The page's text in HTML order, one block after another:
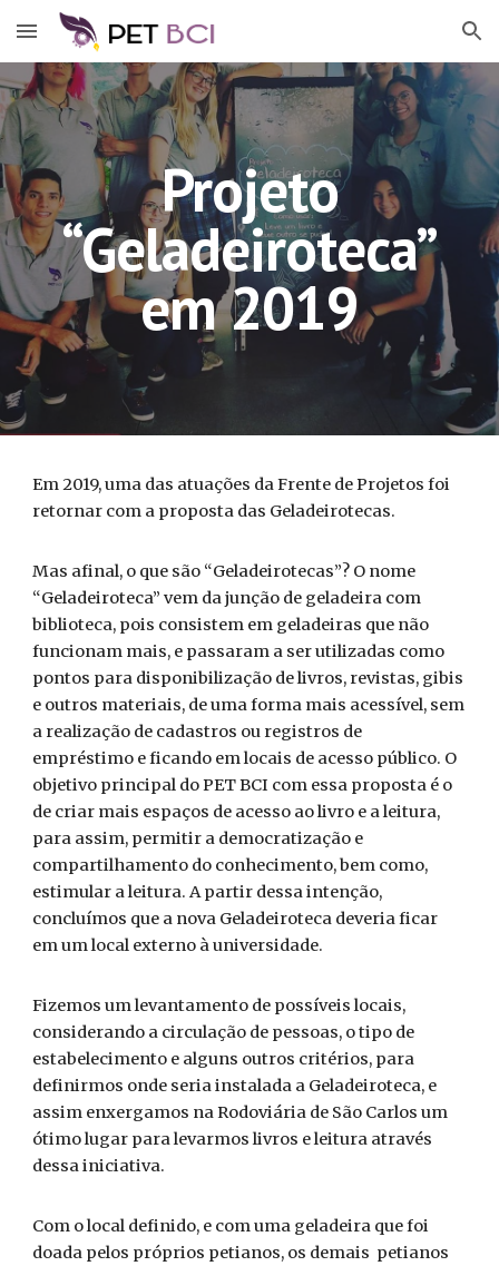
Skip to main content Skip to navigation
Projeto
“Geladeiroteca”
em 2019
Em 2019, uma das atuações da Frente de Projetos foi
retornar com a proposta das Geladeirotecas.
Mas afinal, o que são “Geladeirotecas”? O nome
“Geladeiroteca” vem da junção de geladeira com
biblioteca, pois consistem em geladeiras que não
funcionam mais, e passaram a ser utilizadas como
pontos para disponibilização de livros, revistas, gibis
e outros materiais, de uma forma mais acessível, sem
a realização de cadastros ou registros de
empréstimo e ficando em locais de acesso público. O
objetivo principal do PET BCI com essa proposta é o
de criar mais espaços de acesso ao livro e a leitura,
para assim, permitir a democratização e
compartilhamento do conhecimento, bem como,
estimular a leitura. A partir dessa intenção,
concluímos que a nova Geladeiroteca deveria ficar
em um local externo à universidade.
Fizemos um levantamento de possíveis locais,
considerando a circulação de pessoas, o tipo de
estabelecimento e alguns outros critérios, para
definirmos onde seria instalada a Geladeiroteca, e
assim enxergamos na Rodoviária de São Carlos um
ótimo lugar para levarmos livros e leitura através
dessa iniciativa.
Com o local definido, e com uma geladeira que foi
doada pelos próprios petianos, os demais petianos